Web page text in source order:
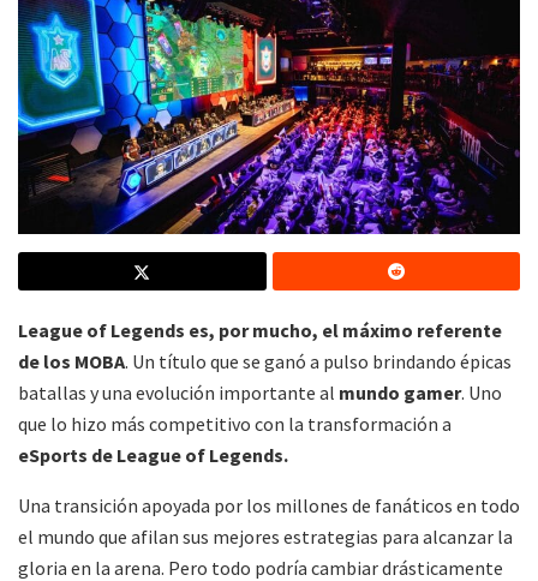
League of Legends es, por mucho, el máximo referente
de los MOBA. Un título que se ganó a pulso brindando épicas
batallas y una evolución importante al mundo gamer. Uno
que lo hizo más competitivo con la transformación a
eSports de League of Legends.
Una transición apoyada por los millones de fanáticos en todo
el mundo que afilan sus mejores estrategias para alcanzar la
gloria en la arena. Pero todo podría cambiar drásticamente